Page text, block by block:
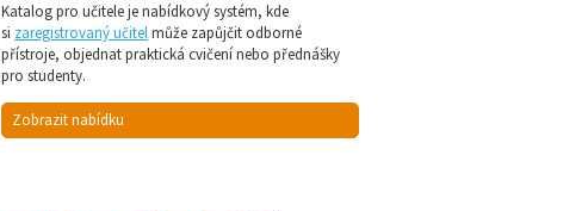
Katalog pro učitele je nabídkový systém, kde
si zaregistrovaný učitelmůže zapůjčit odborné
přístroje, objednat praktická cvičení nebo přednášky
pro studenty.
Zobrazit nabídku